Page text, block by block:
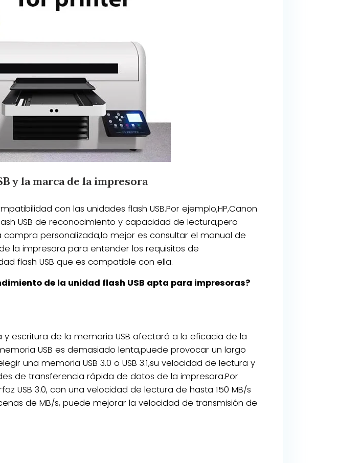
y la marca de la impresora
con las unidades flash USB.Por ejemplo,HP,Canon
USB de reconocimiento y capacidad de lectura,pero
personalizada,lo mejor es consultar el manual de
la impresora para entender los requisitos de
flash USB que es compatible con ella.
de la unidad flash USB apta para impresoras?
escritura de la memoria USB afectará a la eficacia de la
USB es demasiado lenta,puede provocar un largo
una memoria USB 3.0 o USB 3.1,su velocidad de lectura y
de transferencia rápida de datos de la impresora.Por
USB 3.0, con una velocidad de lectura de hasta 150 MB/s
de MB/s, puede mejorar la velocidad de transmisión de